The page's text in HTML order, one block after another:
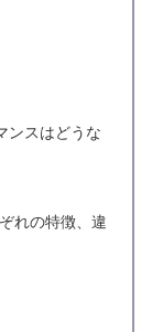
ンスはどうな
れの特徴、違